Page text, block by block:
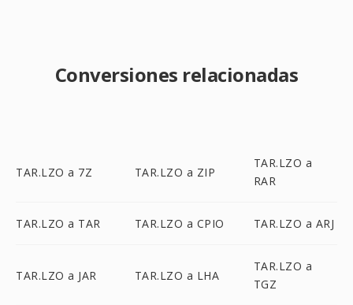
Conversiones relacionadas
TAR.LZO a 7Z TAR.LZO a ZIP
TAR.LZO a
RAR
TAR.LZO a TAR TAR.LZO a CPIO TAR.LZO a ARJ
TAR.LZO a JAR TAR.LZO a LHA
TAR.LZO a
TGZ